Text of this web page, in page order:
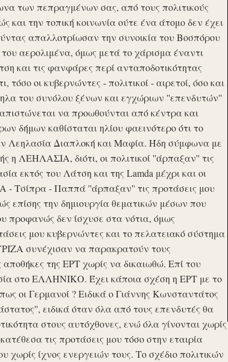
των πεπραγμένων σας, από τους πολιτικούς
και την τοπική κοινωνία ούτε ένα άτομο δεν έχει
απαλλοτρίωσαν την συνοικία του Βοσπόρου
αερολιμένα, όμως μετά το χάρισμα έναντι
και τις φανφάρες περί ανταποδοτικότητας
οι κυβερνώντες - πολιτικοί - αιρετοί, όσο και
του συνόλου ξένων και εγχώριων ''επενδυτών''
να προωθούνται από κέντρα και
δήμων καθίσταται ηλίου φαεινότερο ότι το
Λεηλασία Διαπλοκή και Μαφία. Ήδη σύμφωνα με
η ΛΕΗΛΑΣΙΑ, διότι, οι πολιτικοί ''άρπαξαν'' τις
εκτός του Λάτση και της Lamda μέχρι και οι
- Τσίπρα - Παππά ''άρπαξαν'' τις προτάσεις μου
επίσης την δημιουργία θεματικών μέσων που
προφανώς δεν ίσχυσε στα νότια, όμως
μου κυβερνώντες και το πελατειακό σύστημα
συνέχισαν να παρακρατούν τους
της ΕΡΤ χωρίς να δικαιωθώ. Επί του
στο ΕΛΛΗΝΙΚΟ. Έχει κάποια σχέση η ΕΡΤ με το
οι Γερμανοί ? Ειδικά ο Γιάννης Κωνσταντάτος
ειδικά όταν όλα από τους επενδυτές θα
στους αυτόχθονες, ενώ όλα γίνονται χωρίς
τις προτάσεις μου τόσο στην εταιρία
ίχνος ενεργειών τους. Το σχέδιο πολιτικών